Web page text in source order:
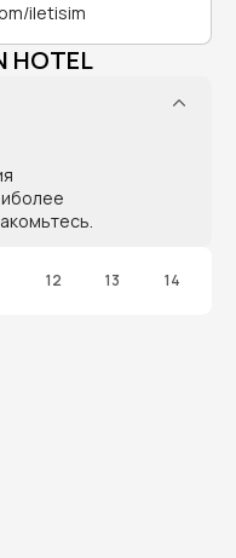
iletisim
HOTEL
12 13 14